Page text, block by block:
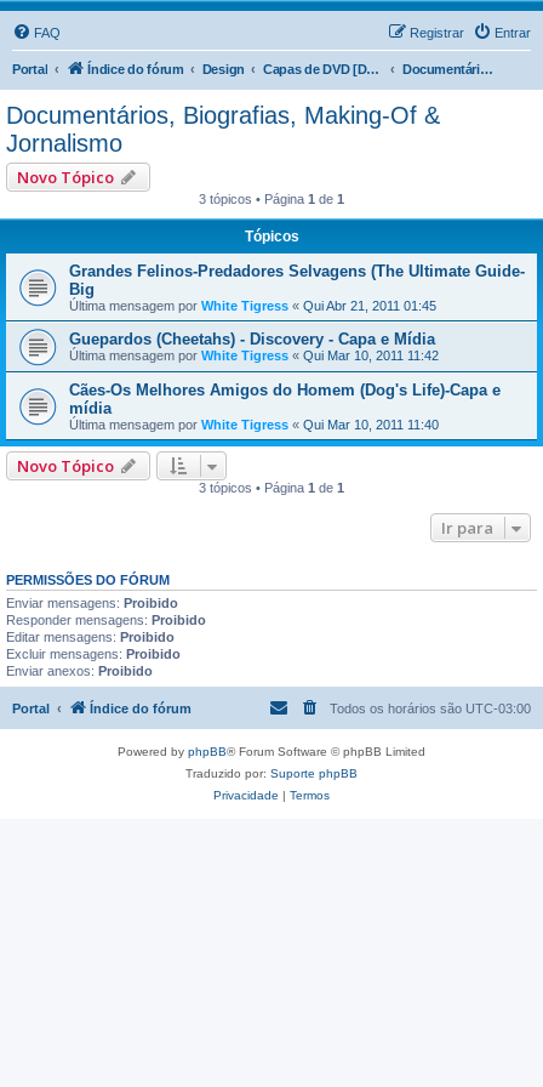
FAQ Entrar
Registrar
Portal Índice do fórum Design Capas de DVD [DVD Covers] Documentários, Biografias, Making-Of & Jornalismo
Documentários, Biografias, Making-Of &
Jornalismo
Novo Tópico
3 tópicos • Página 1 de 1
Tópicos
Grandes Felinos-Predadores Selvagens (The Ultimate Guide-
Big
Última mensagem por White Tigress « Qui Abr 21, 2011 01:45
Guepardos (Cheetahs) - Discovery - Capa e Mídia
Última mensagem por White Tigress « Qui Mar 10, 2011 11:42
Cães-Os Melhores Amigos do Homem (Dog's Life)-Capa e
mídia
Última mensagem por White Tigress « Qui Mar 10, 2011 11:40
Novo Tópico
3 tópicos • Página 1 de 1
Ir para
PERMISSÕES DO FÓRUM
Enviar mensagens: Proibido
Responder mensagens: Proibido
Editar mensagens: Proibido
Excluir mensagens: Proibido
Enviar anexos: Proibido
Portal Índice do fórum Todos os horários são UTC-03:00
Powered by phpBB® Forum Software © phpBB Limited
Traduzido por: Suporte phpBB
Privacidade | Termos